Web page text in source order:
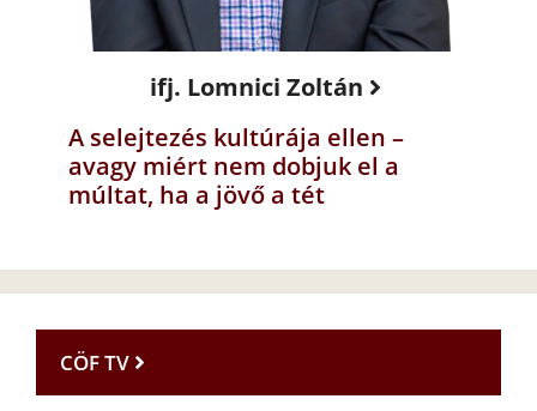
ifj. Lomnici Zoltán
A selejtezés kultúrája ellen –
avagy miért nem dobjuk el a
múltat, ha a jövő a tét
CÖF TV